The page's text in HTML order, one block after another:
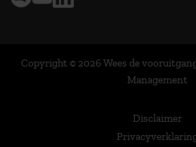
Copyright © 2026 Wees de
Management
Disclaimer